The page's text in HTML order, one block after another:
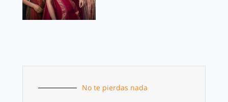
No te pierdas nada